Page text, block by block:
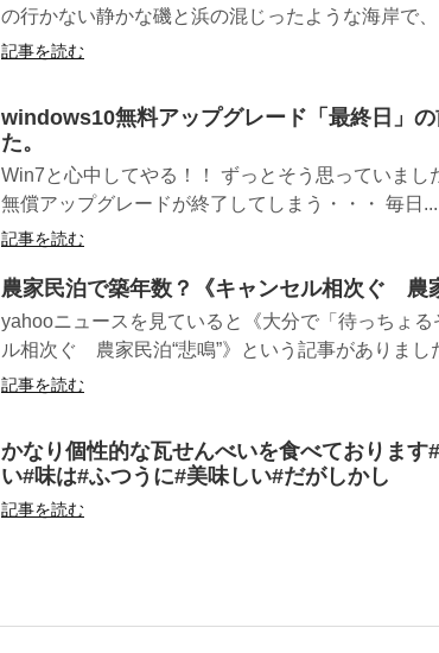
の行かない静かな磯と浜の混じったような海岸で
記事を読む
windows10無料アップグレード「最終日」
た。
Win7と心中してやる！！ ずっとそう思っていまし
無償アップグレードが終了してしまう・・・ 毎日...
記事を読む
農家民泊で築年数？《キャンセル相次ぐ 農
yahooニュースを見ていると《大分で「待っち
ル相次ぐ 農家民泊“悲鳴”》という記事がありまし
記事を読む
かなり個性的な瓦せんべいを食べております
い#味は#ふつうに#美味しい#だがしかし
記事を読む